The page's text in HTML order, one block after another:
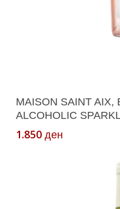
MAISON SAINT AIX,
ALCOHOLIC
1.850 ден